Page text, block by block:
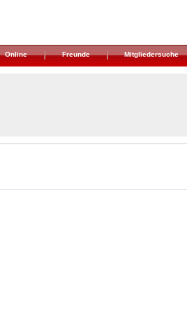
Online Freunde Mitgliedersuche